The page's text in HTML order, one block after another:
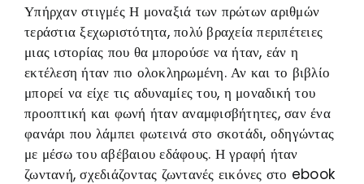
Υπήρχαν στιγμές Η μοναξιά των πρώτων αριθμών
τεράστια ξεχωριστότητα, πολύ βραχεία περιπέτειες
μιας ιστορίας που θα μπορούσε να ήταν, εάν η
εκτέλεση ήταν πιο ολοκληρωμένη. Αν και το βιβλίο
μπορεί να είχε τις αδυναμίες του, η μοναδική του
προοπτική και φωνή ήταν αναμφισβήτητες, σαν ένα
φανάρι που λάμπει φωτεινά στο σκοτάδι, οδηγώντας
με μέσω του αβέβαιου εδάφους. Η γραφή ήταν
ζωντανή, σχεδιάζοντας ζωντανές εικόνες στο ebook